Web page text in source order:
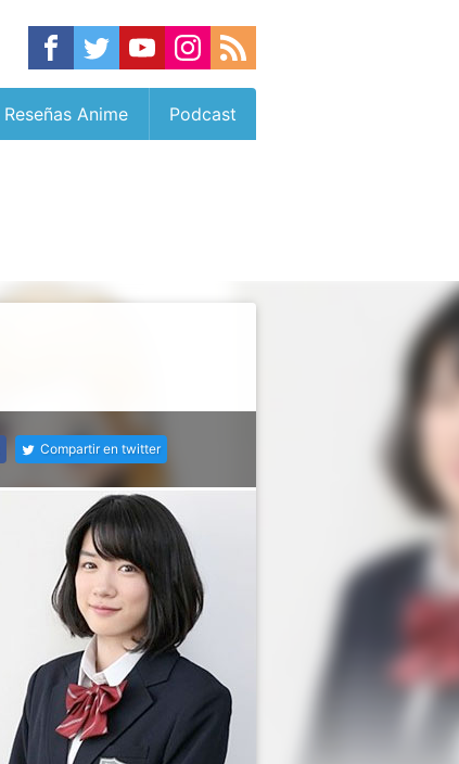
Reseñas Anime Podcast
Compartir en twitter